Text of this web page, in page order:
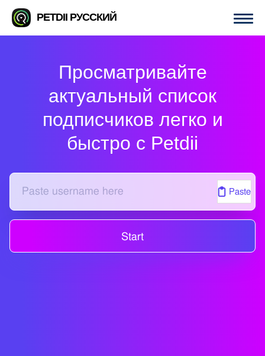
PETDII РУССКИЙ
Просматривайте
актуальный список
подписчиков легко и
быстро с Petdii
Paste
Start